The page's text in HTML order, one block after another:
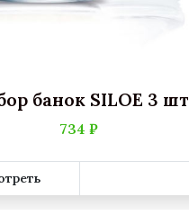
банок SILOE 3 шт
734 ₽